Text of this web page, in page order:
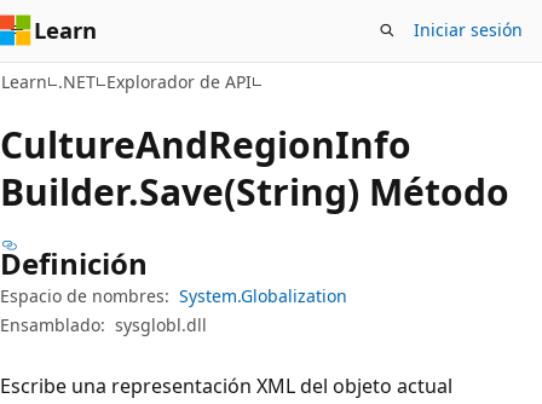
Learn Iniciar sesión
Learn .NET Explorador de API
CultureAndRegionInfo
Builder.Save(String) Método
Definición
Espacio de nombres: System.Globalization
Ensamblado: sysglobl.dll
Escribe una representación XML del objeto actual